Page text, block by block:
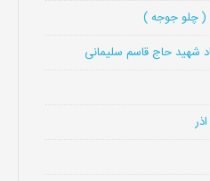
شهید حاج قاسم سلیمانی